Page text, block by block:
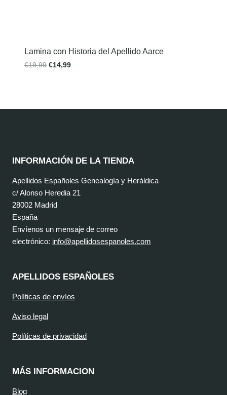
Lamina con Historia del Apellido Aarce
€19,99 €14,99
INFORMACIÓN DE LA TIENDA
Apellidos Españoles Genealogía y Heráldica
c/ Alonso Heredia 21
28002 Madrid
España
Envíenos un mensaje de correo
electrónico: info@apellidosespanoles.com
APELLIDOS ESPAÑOLES
Políticas de envíos
Aviso legal
Políticas de privacidad
MÁS INFORMACION
Blog